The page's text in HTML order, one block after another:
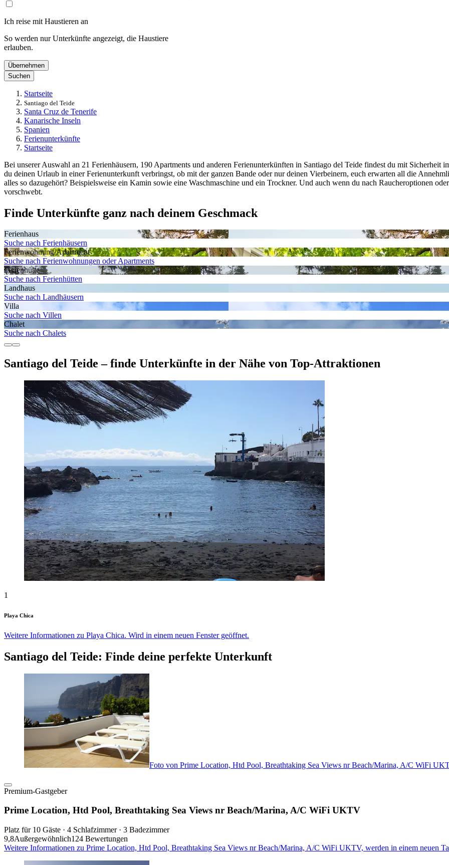
Ich reise mit Haustieren an
So werden nur Unterkünfte angezeigt, die Haustiere
erlauben.
Übernehmen
Suchen
Startseite
Santiago del Teide
Santa Cruz de Tenerife
Kanarische Inseln
Spanien
Ferienunterkünfte
Startseite
Bei unserer Auswahl an 21 Ferienhäusern, 190 Apartments und anderen Ferienunterkünften in Santiago del Teide findest du mit
du deinen Urlaub in einer Ferienunterkunft verbringst, ob mit der ganzen Bande oder nur deinen Vierbeinern, euch erwarten all die
alles so dazugehört? Beispielsweise ein Kamin sowie eine Waschmaschine und ein Trockner. Und auch wenn du nach Raucheroptionen
vorschwebt.
Finde Unterkünfte ganz nach deinem Geschmack
Ferienhaus
Suche nach Ferienhäusern
Ferienwohnung/Apartment
Suche nach Ferienwohnungen oder Apartments
Ferienhütte
Suche nach Ferienhütten
Landhaus
Suche nach Landhäusern
Villa
Suche nach Villen
Chalet
Suche nach Chalets
Santiago del Teide – finde Unterkünfte in der Nähe von Top-Attraktionen
1
Playa Chica
Weitere Informationen zu Playa Chica. Wird in einem neuen Fenster geöffnet.
Santiago del Teide: Finde deine perfekte Unterkunft
Foto von Prime Location, Htd Pool, Breathtaking Sea Views nr Beach/Marina, A/C WiFi
Premium-Gastgeber
Prime Location, Htd Pool, Breathtaking Sea Views nr Beach/Marina, A/C WiFi UKTV
Platz für 10 Gäste · 4 Schlafzimmer · 3 Badezimmer
9,8Außergewöhnlich124 Bewertungen
Weitere Informationen zu Prime Location, Htd Pool, Breathtaking Sea Views nr Beach/Marina, A/C WiFi UKTV, werden in einem neuen